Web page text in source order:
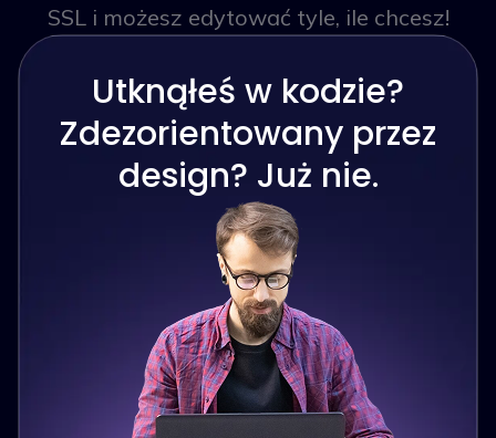
SSL i możesz edytować tyle, ile chcesz!
Utknąłeś w kodzie?
Zdezorientowany przez
design? Już nie.